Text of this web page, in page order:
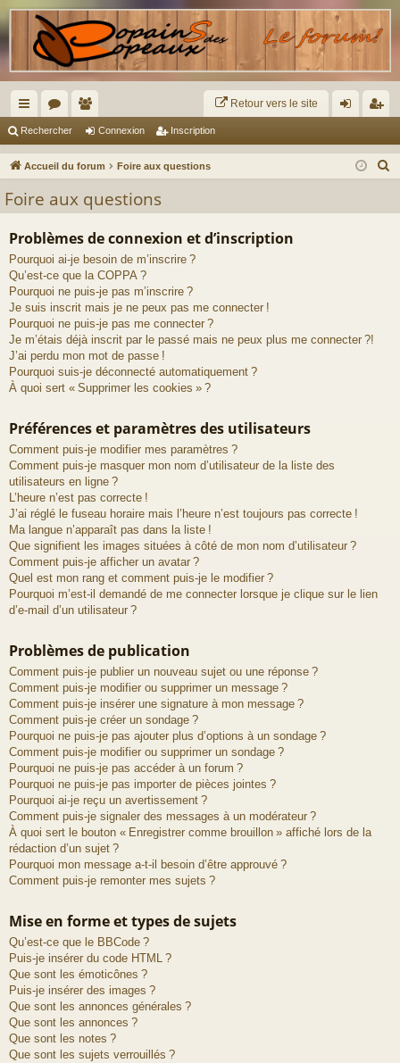
ac
co
ci
s
or
u
s
m
es
Retour vers le site
ne
on
cri
on
Rechercher Connexion Inscription
Accueil du forum Foire aux questions
Foire aux questions
Problèmes de connexion et d’inscription
Pourquoi ai-je besoin de m’inscrire ?
Qu’est-ce que la COPPA ?
Pourquoi ne puis-je pas m’inscrire ?
Je suis inscrit mais je ne peux pas me connecter !
Pourquoi ne puis-je pas me connecter ?
Je m’étais déjà inscrit par le passé mais ne peux plus me connecter ?!
J’ai perdu mon mot de passe !
Pourquoi suis-je déconnecté automatiquement ?
À quoi sert « Supprimer les cookies » ?
Préférences et paramètres des utilisateurs
Comment puis-je modifier mes paramètres ?
Comment puis-je masquer mon nom d’utilisateur de la liste des
utilisateurs en ligne ?
L’heure n’est pas correcte !
J’ai réglé le fuseau horaire mais l’heure n’est toujours pas correcte !
Ma langue n’apparaît pas dans la liste !
Que signifient les images situées à côté de mon nom d’utilisateur ?
Comment puis-je afficher un avatar ?
Quel est mon rang et comment puis-je le modifier ?
Pourquoi m’est-il demandé de me connecter lorsque je clique sur le lien
d’e-mail d’un utilisateur ?
Problèmes de publication
Comment puis-je publier un nouveau sujet ou une réponse ?
Comment puis-je modifier ou supprimer un message ?
Comment puis-je insérer une signature à mon message ?
Comment puis-je créer un sondage ?
Pourquoi ne puis-je pas ajouter plus d’options à un sondage ?
Comment puis-je modifier ou supprimer un sondage ?
Pourquoi ne puis-je pas accéder à un forum ?
Pourquoi ne puis-je pas importer de pièces jointes ?
Pourquoi ai-je reçu un avertissement ?
Comment puis-je signaler des messages à un modérateur ?
À quoi sert le bouton « Enregistrer comme brouillon » affiché lors de la
rédaction d’un sujet ?
Pourquoi mon message a-t-il besoin d’être approuvé ?
Comment puis-je remonter mes sujets ?
Mise en forme et types de sujets
Qu’est-ce que le BBCode ?
Puis-je insérer du code HTML ?
Que sont les émoticônes ?
Puis-je insérer des images ?
Que sont les annonces générales ?
Que sont les annonces ?
Que sont les notes ?
Que sont les sujets verrouillés ?